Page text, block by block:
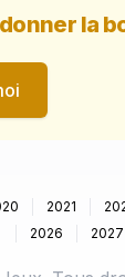
la
2021
2026
2027